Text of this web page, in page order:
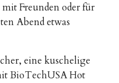
Freunden oder für
Abend etwas
eine kuschelige
BioTechUSA Hot